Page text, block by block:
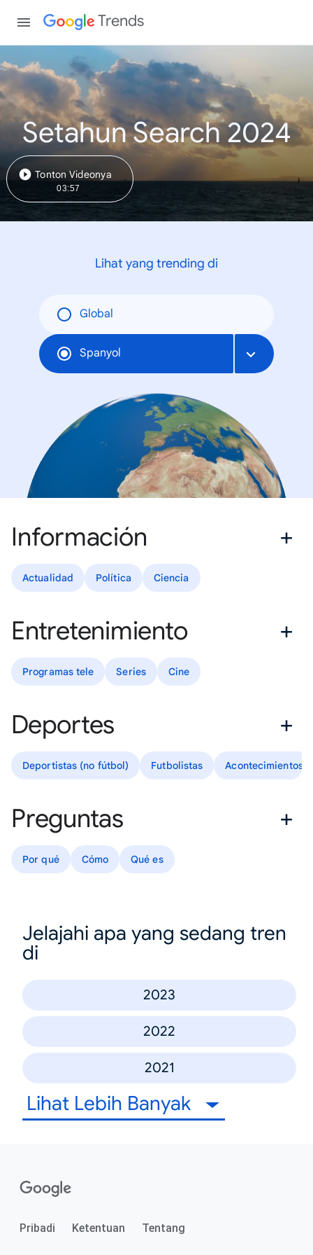
Trends
Setahun Search 2024
Tonton Videonya
03:57
Lihat yang trending di
Global
Spanyol
Información
Actualidad Política Ciencia
Entretenimiento
Programas tele Series Cine
Deportes
Deportistas (no fútbol) Futbolistas Acontecimientos
Preguntas
Por qué Cómo Qué es
Jelajahi apa yang sedang tren
di
2023
2022
2021
Lihat Lebih Banyak
Pribadi Ketentuan Tentang